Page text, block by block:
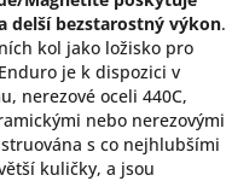
delší bezstarostný výkon.
kol jako ložisko pro
je k dispozici v
nerezové oceli 440C,
nebo nerezovými
s co nejhlubšími
kuličky, a jsou